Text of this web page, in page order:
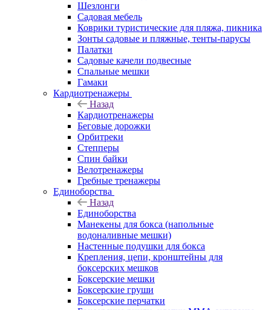
Шезлонги
Садовая мебель
Коврики туристические для пляжа, пикника
Зонты садовые и пляжные, тенты-парусы
Палатки
Садовые качели подвесные
Спальные мешки
Гамаки
Кардиотренажеры
Назад
Кардиотренажеры
Беговые дорожки
Орбитреки
Степперы
Спин байки
Велотренажеры
Гребные тренажеры
Единоборства
Назад
Единоборства
Манекены для бокса (напольные
водоналивные мешки)
Настенные подушки для бокса
Крепления, цепи, кронштейны для
боксерских мешков
Боксерские мешки
Боксерские груши
Боксерские перчатки